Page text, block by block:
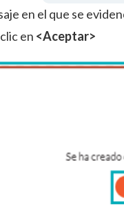
en el que se
en <Aceptar>